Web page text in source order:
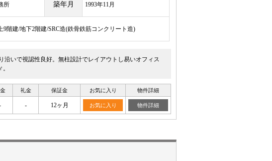
所 築年月 1993年11月
9階建/地下2階建/SRC造(鉄骨鉄筋コンクリート造)
いで視認性良好。無柱設計でレイアウトし易いオフィス
礼金 保証金 お気に入り 物件詳細
- 12ヶ月 お気に入り 物件詳細